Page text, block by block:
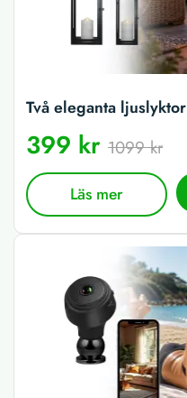
Två eleganta ljuslyktor
399 kr 1099 kr
Läs mer